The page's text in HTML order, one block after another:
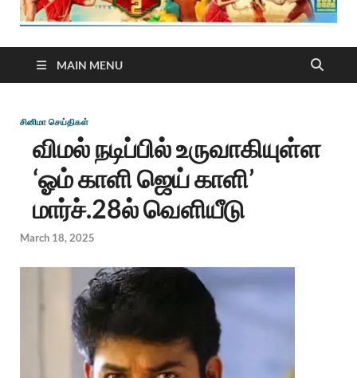
MAIN MENU
சினிமா செய்திகள்
விமல் நடிப்பில் உருவாகியுள்ள
‘ஓம் காளி ஜெய் காளி’
மார்ச்.28ல் வெளியீடு
March 18, 2025